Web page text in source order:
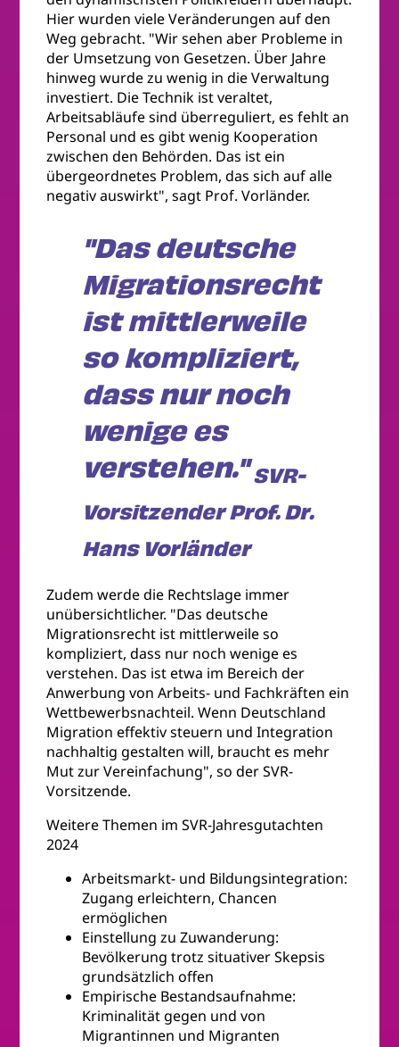
Hier wurden viele Veränderungen auf den
Weg gebracht. "Wir sehen aber Probleme in
der Umsetzung von Gesetzen. Über Jahre
hinweg wurde zu wenig in die Verwaltung
investiert. Die Technik ist veraltet,
Arbeitsabläufe sind überreguliert, es fehlt an
Personal und es gibt wenig Kooperation
zwischen den Behörden. Das ist ein
übergeordnetes Problem, das sich auf alle
negativ auswirkt", sagt Prof. Vorländer.
"Das deutsche
Migrationsrecht
ist mittlerweile
so kompliziert,
dass nur noch
wenige es
verstehen."SVR-
Vorsitzender Prof. Dr.
Hans Vorländer
Zudem werde die Rechtslage immer
unübersichtlicher. "Das deutsche
Migrationsrecht ist mittlerweile so
kompliziert, dass nur noch wenige es
verstehen. Das ist etwa im Bereich der
Anwerbung von Arbeits- und Fachkräften ein
Wettbewerbsnachteil. Wenn Deutschland
Migration effektiv steuern und Integration
nachhaltig gestalten will, braucht es mehr
Mut zur Vereinfachung", so der SVR-
Vorsitzende.
Weitere Themen im SVR-Jahresgutachten
2024
Arbeitsmarkt- und Bildungsintegration:
Zugang erleichtern, Chancen
ermöglichen
Einstellung zu Zuwanderung:
Bevölkerung trotz situativer Skepsis
grundsätzlich offen
Empirische Bestandsaufnahme:
Kriminalität gegen und von
Migrantinnen und Migranten